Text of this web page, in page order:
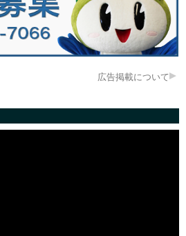
広告掲載について